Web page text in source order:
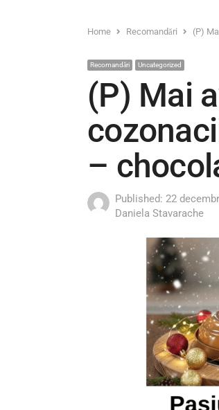
Home Recomandări (P)
Recomandări Uncategorized
(P) Mai
–
Published: 22
Author
Daniela Stavarache